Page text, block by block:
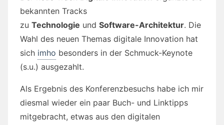
bekannten Tracks
zu Technologie und Software-Architektur. Die
Wahl des neuen Themas digitale Innovation hat
sich imho besonders in der Schmuck-Keynote
(s.u.) ausgezahlt.
Als Ergebnis des Konferenzbesuchs habe ich mir
diesmal wieder ein paar Buch- und Linktipps
mitgebracht, etwas aus den digitalen